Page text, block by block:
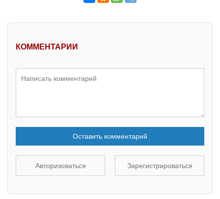
КОММЕНТАРИИ
Оставить комментарий
Авторизоваться Зарегистрироваться